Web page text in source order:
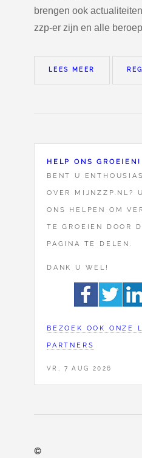
brengen ook
zzp-er zijn en alle
LEES MEER
HELP ONS GROEIEN!
BENT U
OVER MIJNZZP.NL?
ONS HELPEN OM
TE GROEIEN DOOR
PAGINA TE DELEN.
DANK U WEL!
BEZOEK OOK ONZE
PARTNERS
VR, 7 AUG 2026
©